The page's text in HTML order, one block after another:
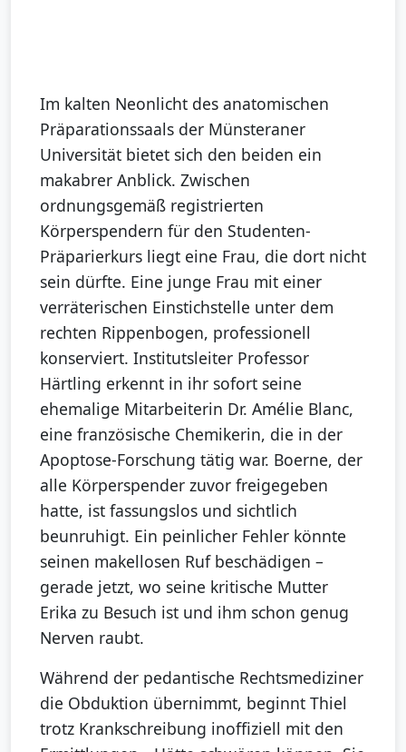
Im kalten Neonlicht des anatomischen
Präparationssaals der Münsteraner
Universität bietet sich den beiden ein
makabrer Anblick. Zwischen
ordnungsgemäß registrierten
Körperspendern für den Studenten-
Präparierkurs liegt eine Frau, die dort nicht
sein dürfte. Eine junge Frau mit einer
verräterischen Einstichstelle unter dem
rechten Rippenbogen, professionell
konserviert. Institutsleiter Professor
Härtling erkennt in ihr sofort seine
ehemalige Mitarbeiterin Dr. Amélie Blanc,
eine französische Chemikerin, die in der
Apoptose-Forschung tätig war. Boerne, der
alle Körperspender zuvor freigegeben
hatte, ist fassungslos und sichtlich
beunruhigt. Ein peinlicher Fehler könnte
seinen makellosen Ruf beschädigen –
gerade jetzt, wo seine kritische Mutter
Erika zu Besuch ist und ihm schon genug
Nerven raubt.
Während der pedantische Rechtsmediziner
die Obduktion übernimmt, beginnt Thiel
trotz Krankschreibung inoffiziell mit den